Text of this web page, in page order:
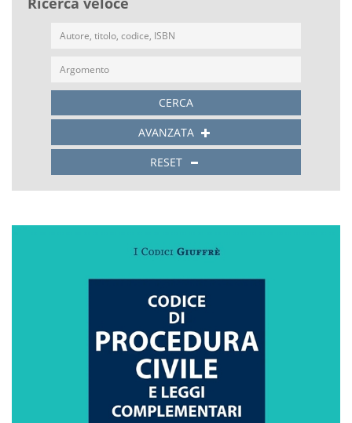
CERCA
AVANZATA
RESET